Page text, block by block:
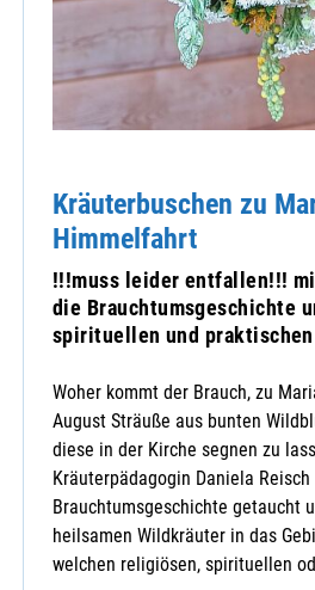
Kräuterbuschen zu
Himmelfahrt
!!!muss leider entfallen!!!
die Brauchtumsgeschichte
spirituellen und
Woher kommt der Brauch, zu
August Sträuße aus bunten
diese in der Kirche segnen zu
Kräuterpädagogin Daniela
Brauchtumsgeschichte getaucht
heilsamen Wildkräuter in das
welchen religiösen, spirituellen